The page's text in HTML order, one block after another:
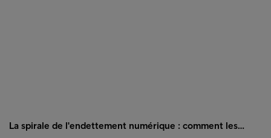
La spirale de l'endettement numérique : comment les…